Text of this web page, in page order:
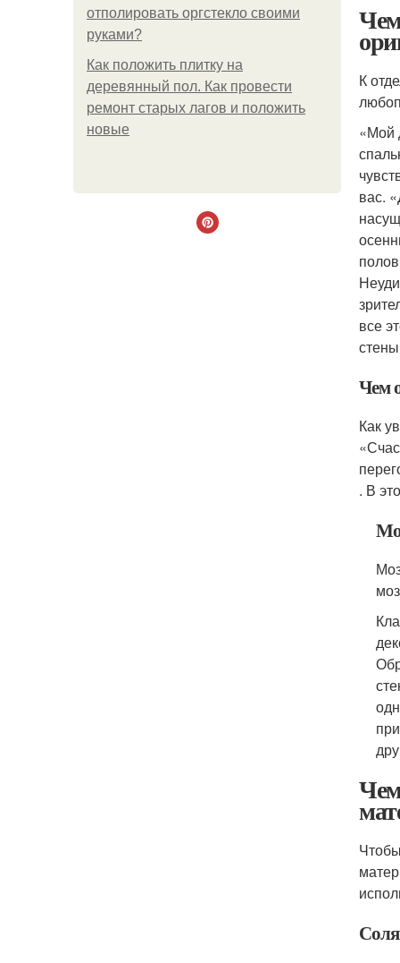
отполировать оргстекло своими
руками?
Как положить плитку на
деревянный пол. Как провести
ремонт старых лагов и положить
новые
К
«Мой
вас.
все
Чем
Как
. В